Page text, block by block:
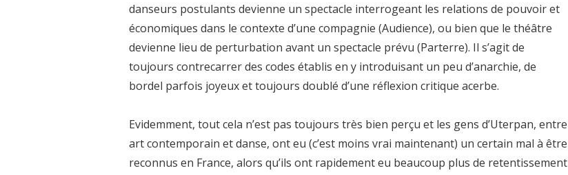
danseurs postulants devienne un spectacle interrogeant les relations de pouvoir et
économiques dans le contexte d’une compagnie (Audience), ou bien que le théâtre
devienne lieu de perturbation avant un spectacle prévu (Parterre). Il s’agit de
toujours contrecarrer des codes établis en y introduisant un peu d’anarchie, de
bordel parfois joyeux et toujours doublé d’une réflexion critique acerbe.
Evidemment, tout cela n’est pas toujours très bien perçu et les gens d’Uterpan, entre
art contemporain et danse, ont eu (c’est moins vrai maintenant) un certain mal à être
reconnus en France, alors qu’ils ont rapidement eu beaucoup plus de retentissement